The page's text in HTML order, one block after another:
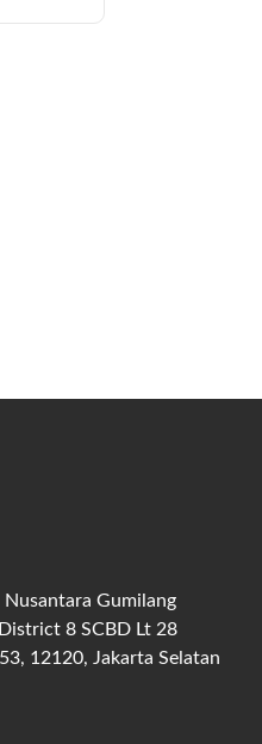
Nusantara Gumilang
8 SCBD Lt 28
12120, Jakarta Selatan